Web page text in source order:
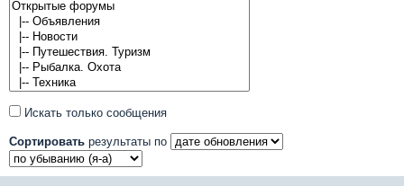
Искать только сообщения
Сортировать результаты по